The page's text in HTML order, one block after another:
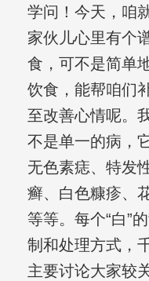
学问！今天，咱
家伙儿心里有个
食，可不是简单
饮食，能帮咱们
至改善心情呢。
不是单一的病，
无色素痣、特发
癣、白色糠疹、
等等。每个“白”
制和处理方式，
主要讨论大家较